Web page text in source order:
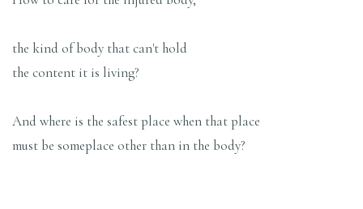
the kind of body that can't hold
the content it is living?
And where is the safest place when that place
must be someplace other than in the body?